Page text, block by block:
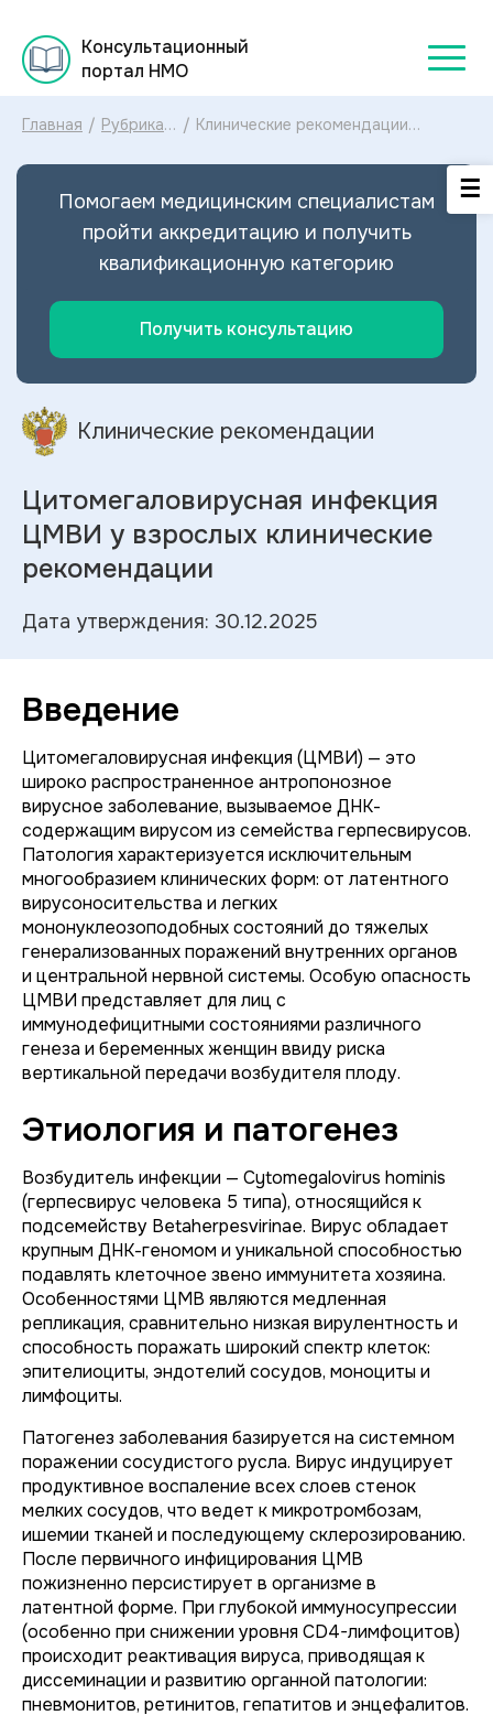
Консультационный
портал НМО
Главная / Рубрикатор
рекомендаций
/ Клинические рекомендации
ЦМВИ у взрослых МКБ-10:
Цитомегаловирусной инфекции
ЦМВИ у взрослых 2025
Помогаем медицинским специалистам
пройти аккредитацию и получить
квалификационную категорию
Получить консультацию
Клинические рекомендации
Цитомегаловирусная инфекция
ЦМВИ у взрослых клинические
рекомендации
Дата утверждения: 30.12.2025
Введение
Цитомегаловирусная инфекция (ЦМВИ) — это
широко распространенное антропонозное
вирусное заболевание, вызываемое ДНК-
содержащим вирусом из семейства герпесвирусов.
Патология характеризуется исключительным
многообразием клинических форм: от латентного
вирусоносительства и легких
мононуклеозоподобных состояний до тяжелых
генерализованных поражений внутренних органов
и центральной нервной системы. Особую опасность
ЦМВИ представляет для лиц с
иммунодефицитными состояниями различного
генеза и беременных женщин ввиду риска
вертикальной передачи возбудителя плоду.
Этиология и патогенез
Возбудитель инфекции — Cytomegalovirus hominis
(герпесвирус человека 5 типа), относящийся к
подсемейству Betaherpesvirinae. Вирус обладает
крупным ДНК-геномом и уникальной способностью
подавлять клеточное звено иммунитета хозяина.
Особенностями ЦМВ являются медленная
репликация, сравнительно низкая вирулентность и
способность поражать широкий спектр клеток:
эпителиоциты, эндотелий сосудов, моноциты и
лимфоциты.
Патогенез заболевания базируется на системном
поражении сосудистого русла. Вирус индуцирует
продуктивное воспаление всех слоев стенок
мелких сосудов, что ведет к микротромбозам,
ишемии тканей и последующему склерозированию.
После первичного инфицирования ЦМВ
пожизненно персистирует в организме в
латентной форме. При глубокой иммуносупрессии
(особенно при снижении уровня CD4-лимфоцитов)
происходит реактивация вируса, приводящая к
диссеминации и развитию органной патологии:
пневмонитов, ретинитов, гепатитов и энцефалитов.